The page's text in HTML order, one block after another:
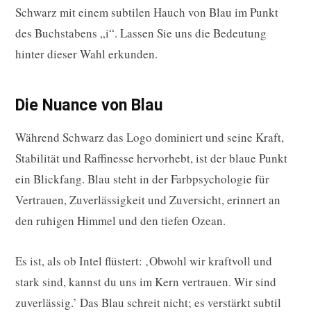
Schwarz mit einem subtilen Hauch von Blau im Punkt
des Buchstabens „i“. Lassen Sie uns die Bedeutung
hinter dieser Wahl erkunden.
Die Nuance von Blau
Während Schwarz das Logo dominiert und seine Kraft,
Stabilität und Raffinesse hervorhebt, ist der blaue Punkt
ein Blickfang. Blau steht in der Farbpsychologie für
Vertrauen, Zuverlässigkeit und Zuversicht, erinnert an
den ruhigen Himmel und den tiefen Ozean.
Es ist, als ob Intel flüstert: ‚Obwohl wir kraftvoll und
stark sind, kannst du uns im Kern vertrauen. Wir sind
zuverlässig.’ Das Blau schreit nicht; es verstärkt subtil